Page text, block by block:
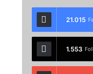
21.015
1.553